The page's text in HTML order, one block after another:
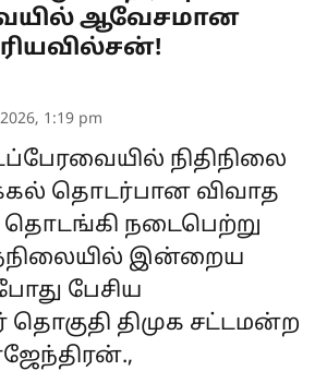
ஆவேசமான
1:19 pm
நிதிநிலை
தொடர்பான விவாத
நடைபெற்று
இன்றைய
பேசிய
திமுக சட்டமன்ற